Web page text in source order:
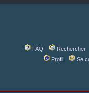
FAQ
Rechercher
Profil
Se